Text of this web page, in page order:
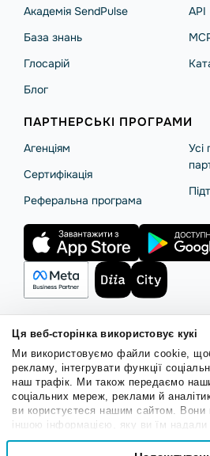
Ця веб-сторінка використовує кукі
Ми використовуємо файли cookie, щоб
рекламу, інтегрувати функції
наш трафік. Ми також передаємо
соціальних мереж, реклами й
ви користуєтеся нашим сайтом. Вони
іншою інформацією, яку ви їм надали
час вашого користування їхніми
Вибір
Академія SendPulse
База знань
Глосарій
Блог
API
ПАРТНЕРСЬКІ ПРОГРАМИ
Агенціям
Сертифікація
Реферальна програма
Усі
Правила користуванняПолітика
Політика конфіденційності
© 2015 - 2026. ТОВ «СендПульс».
Українська